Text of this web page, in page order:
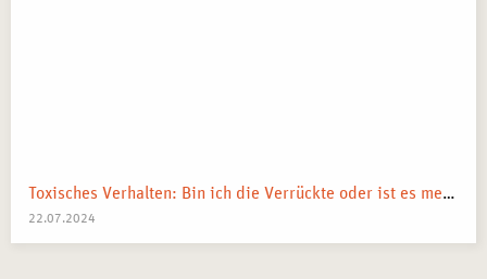
Toxisches Verhalten: Bin ich die Verrückte oder ist es mein Umfeld?
22.07.2024